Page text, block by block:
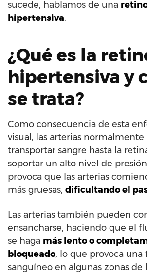
sucede, hablamos de una
hipertensiva.
¿Qué es la
hipertensiva y
se trata?
Como consecuencia de esta
visual, las arterias normalmente
transportar sangre hasta la
soportar un alto nivel de
provoca que las arterias
más gruesas, dificultando el
Las arterias también pueden
ensancharse, haciendo que el
se haga más lento o
bloqueado, lo que provoca una
sanguíneo en algunas zonas de